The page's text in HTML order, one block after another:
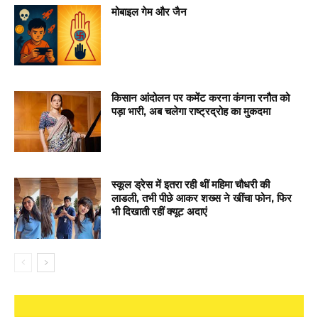
मोबाइल गेम और जैन
किसान आंदोलन पर कमेंट करना कंगना रनौत को
पड़ा भारी, अब चलेगा राष्ट्रद्रोह का मुकदमा
स्कूल ड्रेस में इतरा रही थीं महिमा चौधरी की
लाडली, तभी पीछे आकर शख्स ने खींचा फोन, फिर
भी दिखाती रहीं क्यूट अदाएं